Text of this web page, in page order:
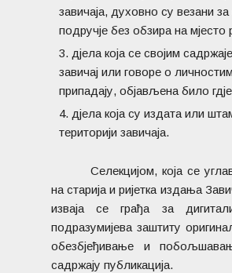
завичаја, духовно су везани
подручје без обзира на мјесто
дјела која се својим
завичај или говорe о
припадају, објављена било
дјела која су издата или
територији завичаја.
Селекцијом, која се
на старија и ријетка издања
изваја се грађа за
подразумијева заштиту
обезбјеђивање и
садржају публикација.